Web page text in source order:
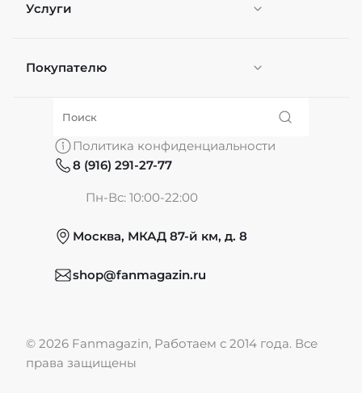
Я согласен(а) на
обработку персональных
Отправить
Услуги
Персонификация
Покупателю
О нас
Обмен и возврат
Публичная оферта
Политика конфиденциальности
8 (916) 291-27-77
Пн-Вс: 10:00-22:00
Москва, МКАД 87-й км, д. 8
shop@fanmagazin.ru
© 2026 Fanmagazin, Работаем с 2014 года. Все
права защищены